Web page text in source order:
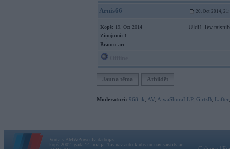
Arnis66 20. Oct 2014,
Kopš: 19. Oct 2014
Ziņojumi: 1
Braucu ar:
Uldi1 Tev
Jauna tēma Atbildēt
Moderatori: 968-jk AV AiwaShuraLLP, GirtzB Lafter
Vortāls BMWPower.lv darbojas
kopš 2002. gada 14. maija. Tas nav auto klubs un nav saistīts ar